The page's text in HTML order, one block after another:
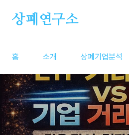
상폐연구소
홈 소개 상폐기업분석